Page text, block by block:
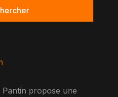
propose une